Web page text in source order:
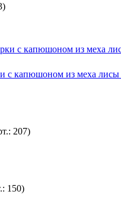
)
с капюшоном из меха лисы
207)
150)